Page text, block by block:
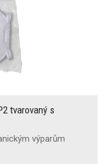
tvarovaný s
výparům